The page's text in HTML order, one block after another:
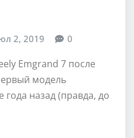
на
Emgrand 7 после
модель
назад (правда, до